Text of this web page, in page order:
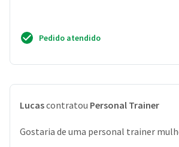
Pedido atendido
Lucascontratou Personal Trainer
Gostaria de uma personal trainer